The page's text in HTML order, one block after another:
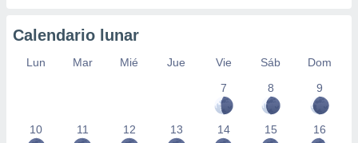
Calendario lunar
Lun Mar Mié Jue Vie Sáb
Dom
7
8 9
10 11 12 13 14 15 16